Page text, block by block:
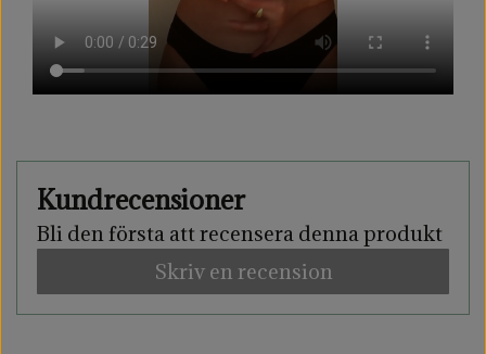
Kundrecensioner
Bli den första att recensera denna produkt
Skriv en recension